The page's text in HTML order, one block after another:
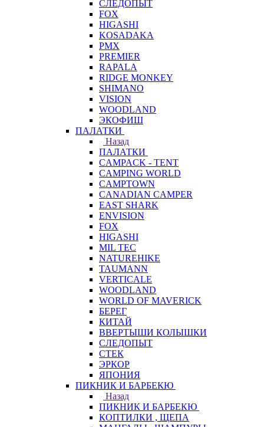
СЛЕДОПЫТ
FOX
HIGASHI
KOSADAKA
PMX
PREMIER
RAPALA
RIDGE MONKEY
SHIMANO
VISION
WOODLAND
ЭКОФИШ
ПАЛАТКИ
Назад
ПАЛАТКИ
CAMPACK - TENT
CAMPING WORLD
CAMPTOWN
CANADIAN CAMPER
EAST SHARK
ENVISION
FOX
HIGASHI
MIL TEC
NATUREHIKE
TAUMANN
VERTICALE
WOODLAND
WORLD OF MAVERICK
БЕРЕГ
КИТАЙ
ВВЕРТЫШИ КОЛЫШКИ
СЛЕДОПЫТ
СТЕК
ЭРКОР
ЯПОНИЯ
ПИКНИК И БАРБЕКЮ
Назад
ПИКНИК И БАРБЕКЮ
КОПТИЛКИ , ЩЕПА